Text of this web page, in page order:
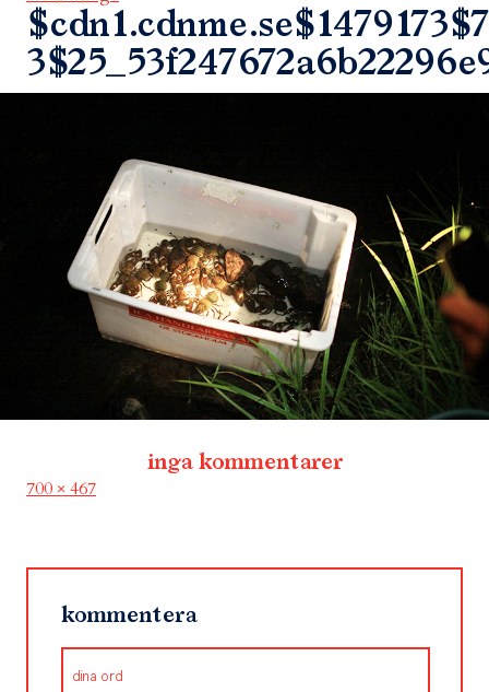
inga kommentarer
Full
700 × 467
kommentera